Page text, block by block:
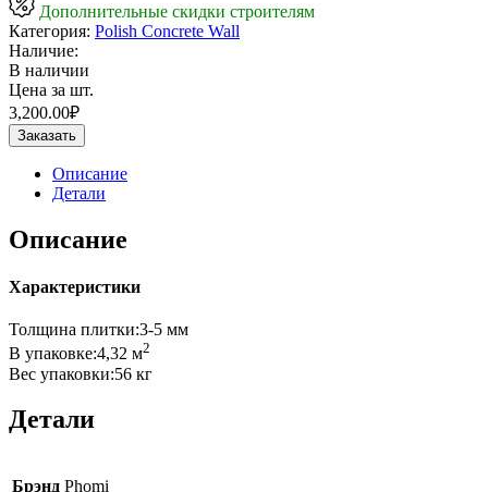
Дополнительные скидки строителям
Категория: Polish Concrete Wall
Наличие:
В наличии
Цена за шт.
3,200.00₽
Заказать
Описание
Детали
Описание
Характеристики
Толщина плитки:3-5 мм
В упаковке:4,32 м2
Вес упаковки:56 кг
Детали
Брэнд Phomi